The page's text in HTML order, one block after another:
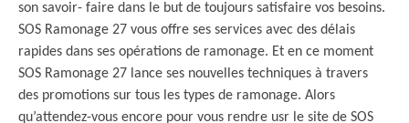
son savoir- faire dans le but de toujours satisfaire vos besoins.
SOS Ramonage 27 vous offre ses services avec des délais
rapides dans ses opérations de ramonage. Et en ce moment
SOS Ramonage 27 lance ses nouvelles techniques à travers
des promotions sur tous les types de ramonage. Alors
qu’attendez-vous encore pour vous rendre usr le site de SOS